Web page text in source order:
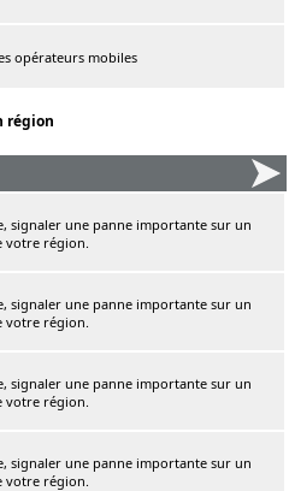
opérateurs mobiles
région
signaler une panne importante sur un
votre région.
signaler une panne importante sur un
votre région.
signaler une panne importante sur un
votre région.
signaler une panne importante sur un
votre région.